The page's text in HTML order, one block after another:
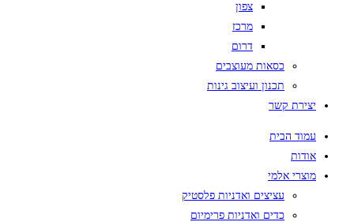
צפון
מרכז
דרום
כסאות מעוצבים
תכנון ועיצוב גינות
יצירת קשר
עמוד הבית
אודות
מוצרי אלמי
עציצים ואדניות פלסטיק
כדים ואדניות פרימיום